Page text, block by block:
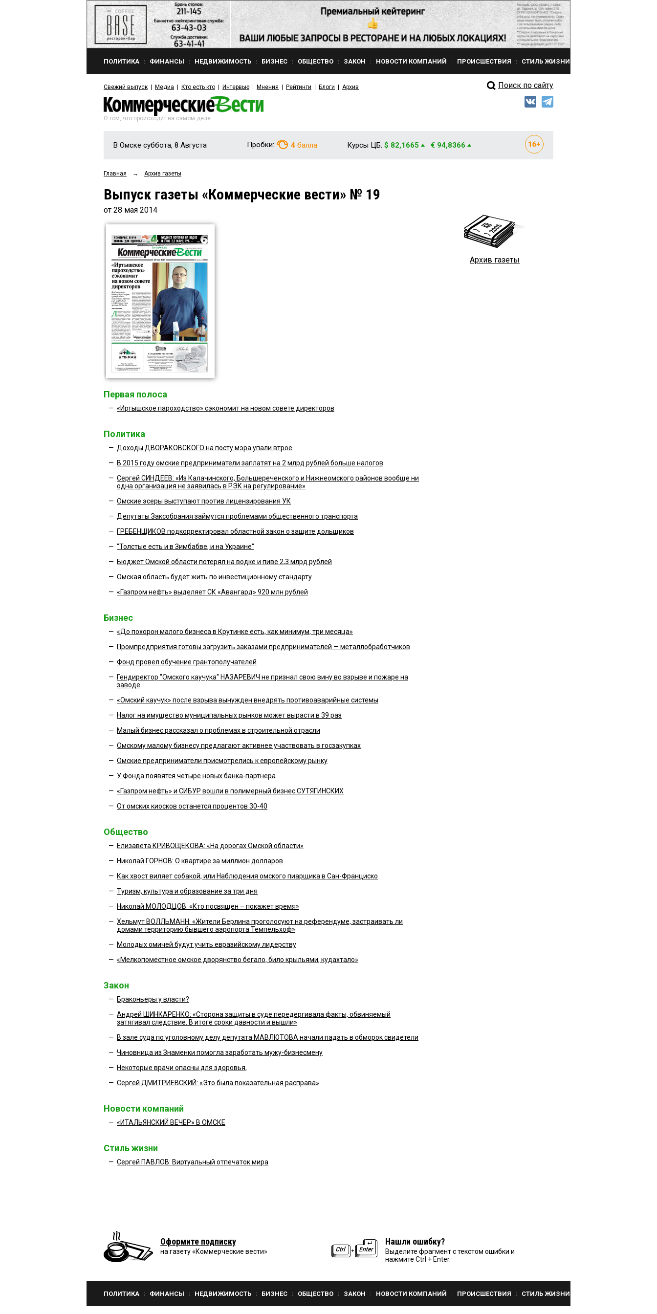
ПОЛИТИКА ФИНАНСЫ НЕДВИЖИМОСТЬ БИЗНЕС ОБЩЕСТВО ЗАКОН НОВОСТИ КОМПАНИЙ ПРОИСШЕСТВИЯ СТИЛЬ ЖИЗНИ
Свежий выпуск Медиа Кто есть кто Интервью Мнения Рейтинги Блоги Архив Поиск по сайту
О том, что происходит на самом деле
В Омске суббота, 8 Августа Пробки: 4 балла Курсы ЦБ: $ 82,1665 € 94,8366
Главная → Архив газеты
Выпуск газеты «Коммерческие вести» № 19
от 28 мая 2014
Первая полоса
— «Иртышское пароходство» сэкономит на новом совете директоров
Политика
— Доходы ДВОРАКОВСКОГО на посту мэра упали втрое
— В 2015 году омские предприниматели заплатят на 2 млрд рублей больше налогов
— Сергей СИНДЕЕВ: «Из Калачинского, Большереченского и Нижнеомского районов вообще ни
одна организация не заявилась в РЭК на регулирование»
— Омские эсеры выступают против лицензирования УК
— Депутаты Заксобрания займутся проблемами общественного транспорта
— ГРЕБЕНЩИКОВ подкорректировал областной закон о защите дольщиков
— "Толстые есть и в Зимбабве, и на Украине"
— Бюджет Омской области потерял на водке и пиве 2,3 млрд рублей
— Омская область будет жить по инвестиционному стандарту
— «Газпром нефть» выделяет СК «Авангард» 920 млн рублей
Бизнес
— «До похорон малого бизнеса в Крутинке есть, как минимум, три месяца»
— Промпредприятия готовы загрузить заказами предпринимателей — металлобработчиков
— Фонд провел обучение грантополучателей
— Гендиректор "Омского каучука" НАЗАРЕВИЧ не признал свою вину во взрыве и пожаре на
заводе
— «Омский каучук» после взрыва вынужден внедрять противоаварийные системы
— Налог на имущество муниципальных рынков может вырасти в 39 раз
— Малый бизнес рассказал о проблемах в строительной отрасли
— Омскому малому бизнесу предлагают активнее участвовать в госзакупках
— Омские предприниматели присмотрелись к европейскому рынку
— У Фонда появятся четыре новых банка-партнера
— «Газпром нефть» и СИБУР вошли в полимерный бизнес СУТЯГИНСКИХ
— От омских киосков останется процентов 30-40
Общество
— Елизавета КРИВОЩЕКОВА: «На дорогах Омской области»
— Николай ГОРНОВ: О квартире за миллион долларов
— Как хвост виляет собакой, или Наблюдения омского пиарщика в Сан-Франциско
— Туризм, культура и образование за три дня
— Николай МОЛОДЦОВ: «Кто посвящен – покажет время»
— Хельмут ВОЛЛЬМАНН: «Жители Берлина проголосуют на референдуме, застраивать ли
домами территорию бывшего аэропорта Темпельхоф»
— Молодых омичей будут учить евразийскому лидерству
— «Мелкопоместное омское дворянство бегало, било крыльями, кудахтало»
Закон
— Браконьеры у власти?
— Андрей ШИНКАРЕНКО: «Сторона защиты в суде передергивала факты, обвиняемый
затягивал следствие. В итоге сроки давности и вышли»
— В зале суда по уголовному делу депутата МАВЛЮТОВА начали падать в обморок свидетели
— Чиновница из Знаменки помогла заработать мужу-бизнесмену
— Некоторые врачи опасны для здоровья,
— Сергей ДМИТРИЕВСКИЙ: «Это была показательная расправа»
Новости компаний
— «ИТАЛЬЯНСКИЙ ВЕЧЕР» В ОМСКЕ
Стиль жизни
— Сергей ПАВЛОВ: Виртуальный отпечаток мира
Архив газеты
Оформите подписку
на газету «Коммерческие вести»
Нашли ошибку?
Выделите фрагмент с текстом ошибки и
нажмите Ctrl + Enter.
ПОЛИТИКА ФИНАНСЫ НЕДВИЖИМОСТЬ БИЗНЕС ОБЩЕСТВО ЗАКОН НОВОСТИ КОМПАНИЙ ПРОИСШЕСТВИЯ СТИЛЬ ЖИЗНИ